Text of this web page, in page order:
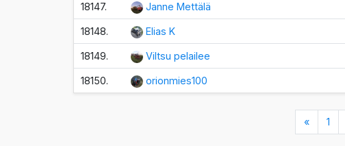
18147. Janne Mettälä
18148. Elias K
18149. Viltsu pelailee
18150. orionmies100
« 1